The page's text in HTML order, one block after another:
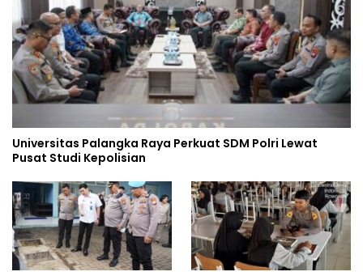
Universitas Palangka Raya Perkuat SDM Polri Lewat
Pusat Studi Kepolisian